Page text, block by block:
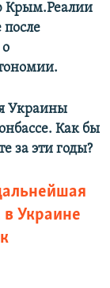
Крым.Реалии
Украины
Как бы
за эти годы?
Украине